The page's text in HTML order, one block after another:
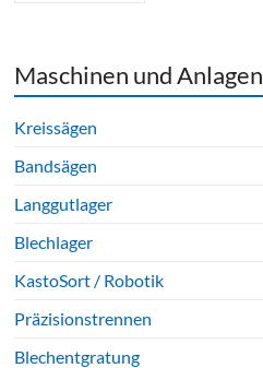
Maschinen und Anlagen
Kreissägen
Bandsägen
Langgutlager
Blechlager
KastoSort / Robotik
Präzisionstrennen
Blechentgratung